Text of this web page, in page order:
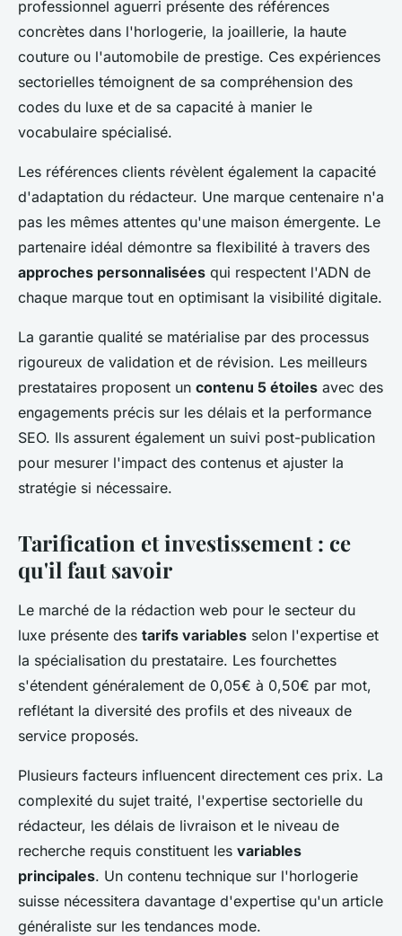
professionnel aguerri présente des références
concrètes dans l'horlogerie, la joaillerie, la haute
couture ou l'automobile de prestige. Ces expériences
sectorielles témoignent de sa compréhension des
codes du luxe et de sa capacité à manier le
vocabulaire spécialisé.
Les références clients révèlent également la capacité
d'adaptation du rédacteur. Une marque centenaire n'a
pas les mêmes attentes qu'une maison émergente. Le
partenaire idéal démontre sa flexibilité à travers des
approches personnalisées qui respectent l'ADN de
chaque marque tout en optimisant la visibilité digitale.
La garantie qualité se matérialise par des processus
rigoureux de validation et de révision. Les meilleurs
prestataires proposent un contenu 5 étoiles avec des
engagements précis sur les délais et la performance
SEO. Ils assurent également un suivi post-publication
pour mesurer l'impact des contenus et ajuster la
stratégie si nécessaire.
Tarification et investissement : ce
qu'il faut savoir
Le marché de la rédaction web pour le secteur du
luxe présente des tarifs variables selon l'expertise et
la spécialisation du prestataire. Les fourchettes
s'étendent généralement de 0,05€ à 0,50€ par mot,
reflétant la diversité des profils et des niveaux de
service proposés.
Plusieurs facteurs influencent directement ces prix. La
complexité du sujet traité, l'expertise sectorielle du
rédacteur, les délais de livraison et le niveau de
recherche requis constituent les variables
principales. Un contenu technique sur l'horlogerie
suisse nécessitera davantage d'expertise qu'un article
généraliste sur les tendances mode.